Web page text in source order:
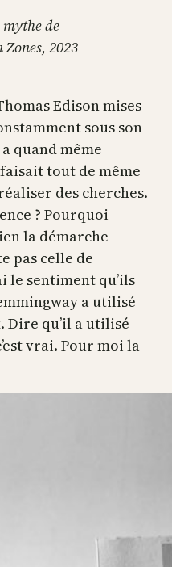
de
2023
Edison mises
sous son
quand même
tout de même
des cherches.
? Pourquoi
la démarche
pas celle de
le sentiment qu’ils
a utilisé
Dire qu’il a utilisé
vrai. Pour moi la